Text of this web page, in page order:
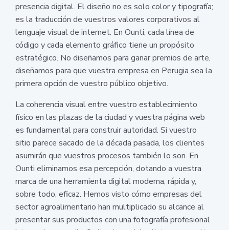
presencia digital. El diseño no es solo color y tipografía;
es la traducción de vuestros valores corporativos al
lenguaje visual de internet. En Ounti, cada línea de
código y cada elemento gráfico tiene un propósito
estratégico. No diseñamos para ganar premios de arte,
diseñamos para que vuestra empresa en Perugia sea la
primera opción de vuestro público objetivo.
La coherencia visual entre vuestro establecimiento
físico en las plazas de la ciudad y vuestra página web
es fundamental para construir autoridad. Si vuestro
sitio parece sacado de la década pasada, los clientes
asumirán que vuestros procesos también lo son. En
Ounti eliminamos esa percepción, dotando a vuestra
marca de una herramienta digital moderna, rápida y,
sobre todo, eficaz. Hemos visto cómo empresas del
sector agroalimentario han multiplicado su alcance al
presentar sus productos con una fotografía profesional